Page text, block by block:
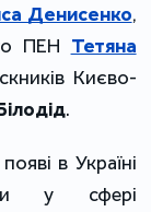
Денисенко,
ПЕН Тетяна
Києво-
.
в Україні
у сфері